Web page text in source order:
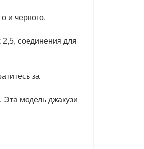
и черного.
2,5, соединения для
за
Эта модель джакузи